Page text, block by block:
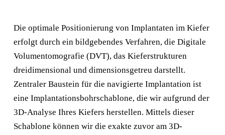
Die optimale Positionierung von Implantaten im Kiefer
erfolgt durch ein bildgebendes Verfahren, die Digitale
Volumentomografie (DVT), das Kieferstrukturen
dreidimensional und dimensionsgetreu darstellt.
Zentraler Baustein für die navigierte Implantation ist
eine Implantationsbohrschablone, die wir aufgrund der
3D-Analyse Ihres Kiefers herstellen. Mittels dieser
Schablone können wir die exakte zuvor am 3D-